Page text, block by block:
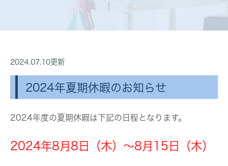
2024.07.10更新
2024年夏期休暇のお知らせ
2024年度の夏期休暇は下記の日程となります。
2024年8月8日（木）～8月15日（木）